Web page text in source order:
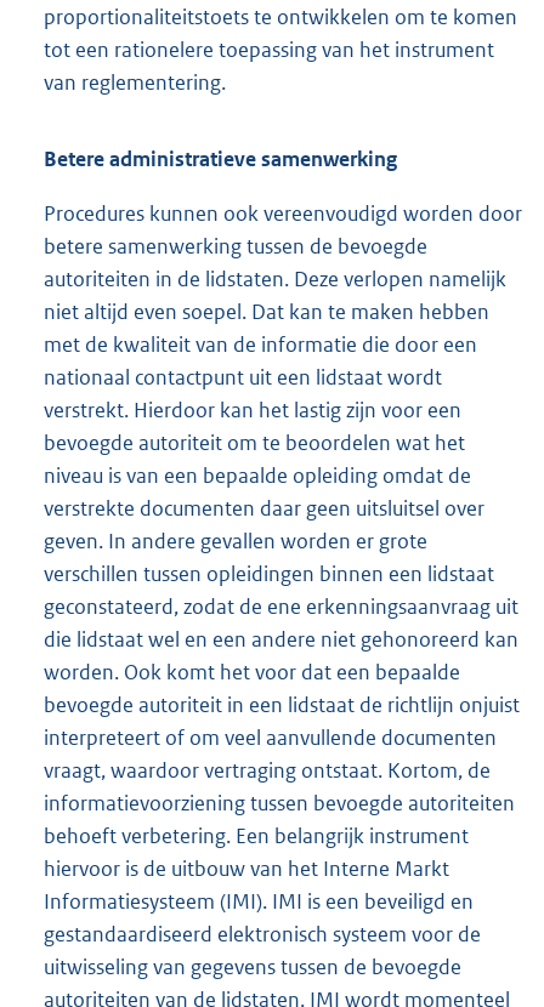
proportionaliteitstoets te ontwikkelen om te komen
tot een rationelere toepassing van het instrument
van reglementering.
Betere administratieve samenwerking
Procedures kunnen ook vereenvoudigd worden door
betere samenwerking tussen de bevoegde
autoriteiten in de lidstaten. Deze verlopen namelijk
niet altijd even soepel. Dat kan te maken hebben
met de kwaliteit van de informatie die door een
nationaal contactpunt uit een lidstaat wordt
verstrekt. Hierdoor kan het lastig zijn voor een
bevoegde autoriteit om te beoordelen wat het
niveau is van een bepaalde opleiding omdat de
verstrekte documenten daar geen uitsluitsel over
geven. In andere gevallen worden er grote
verschillen tussen opleidingen binnen een lidstaat
geconstateerd, zodat de ene erkenningsaanvraag uit
die lidstaat wel en een andere niet gehonoreerd kan
worden. Ook komt het voor dat een bepaalde
bevoegde autoriteit in een lidstaat de richtlijn onjuist
interpreteert of om veel aanvullende documenten
vraagt, waardoor vertraging ontstaat. Kortom, de
informatievoorziening tussen bevoegde autoriteiten
behoeft verbetering. Een belangrijk instrument
hiervoor is de uitbouw van het Interne Markt
Informatiesysteem (IMI). IMI is een beveiligd en
gestandaardiseerd elektronisch systeem voor de
uitwisseling van gegevens tussen de bevoegde
autoriteiten van de lidstaten. IMI wordt momenteel